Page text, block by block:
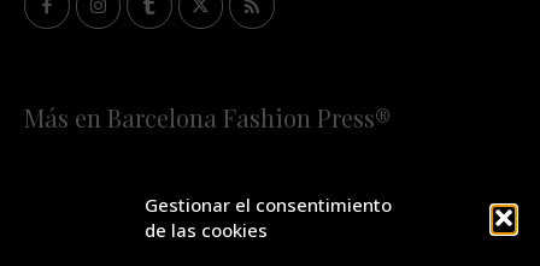
Gestionar el consentimiento
de las cookies
Más en Barcelona Fashion Press®
¡SUSCRÍBETE A NUESTRA FASHION NEWS!